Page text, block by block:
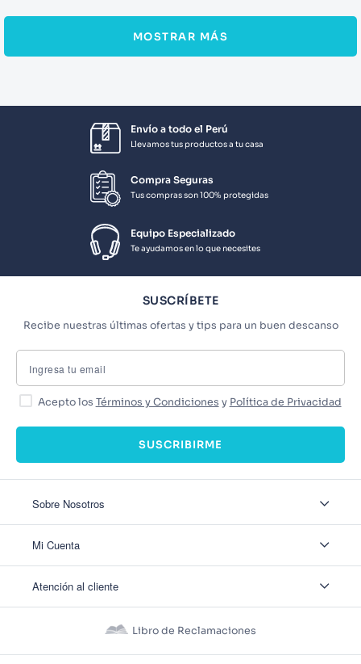
MOSTRAR MÁS
Envío a todo el Perú
Llevamos tus productos a tu casa
Compra Seguras
Tus compras son 100% protegidas
Equipo Especializado
Te ayudamos en lo que necesites
SUSCRÍBETE
Recibe nuestras últimas ofertas y tips para un buen descanso
Acepto los Términos y Condiciones y Política de Privacidad
SUSCRIBIRME
Sobre Nosotros
Nuestas tiendas
Mi Cuenta
Ver mis Pedidos
Recuperar Contraseña
Atención al cliente
Políticas de Privacidad
Políticas de Cookies
Libro de Reclamaciones